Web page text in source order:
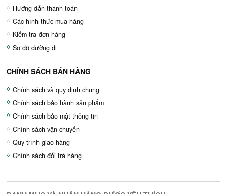
Hướng dẫn thanh toán
Các hình thức mua hàng
Kiểm tra đơn hàng
Sơ đồ đường đi
CHÍNH SÁCH BÁN HÀNG
Chính sách và quy định chung
Chính sách bảo hành sản phẩm
Chính sách bảo mật thông tin
Chính sách vận chuyển
Quy trình giao hàng
Chính sách đổi trả hàng